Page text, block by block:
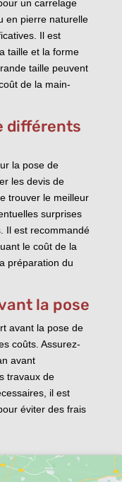
un carrelage
en pierre naturelle
Il est
taille et la forme
taille peuvent
de la main-
différents
la pose de
les devis de
trouver le meilleur
surprises
Il est recommandé
le coût de la
préparation du
la pose
avant la pose de
coûts. Assurez-
avant
travaux de
il est
éviter des frais